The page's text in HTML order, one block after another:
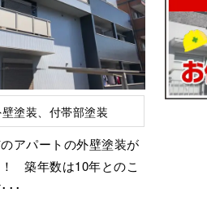
塗装、付帯部塗装
アパートの外壁塗装が
築年数は10年とのこ
･･